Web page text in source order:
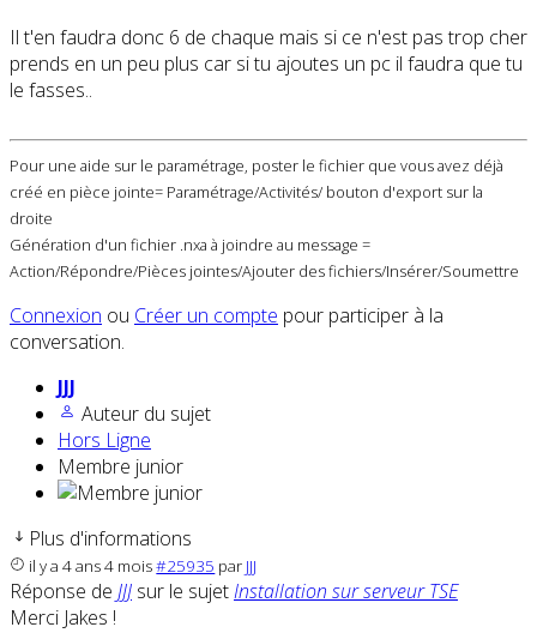
Il t'en faudra donc 6 de chaque mais si ce n'est pas trop cher
prends en un peu plus car si tu ajoutes un pc il faudra que tu
le fasses..
Pour une aide sur le paramétrage, poster le fichier que vous avez déjà
créé en pièce jointe= Paramétrage/Activités/ bouton d'export sur la
droite
Génération d'un fichier .nxa à joindre au message =
Action/Répondre/Pièces jointes/Ajouter des fichiers/Insérer/Soumettre
Connexion ou Créer un compte pour participer à la
conversation.
JJJ
Auteur du sujet
Hors Ligne
Membre junior
Plus d'informations
il y a 4 ans 4 mois#25935 par JJJ
Réponse de JJJ sur le sujetInstallation sur serveur TSE
Merci Jakes !